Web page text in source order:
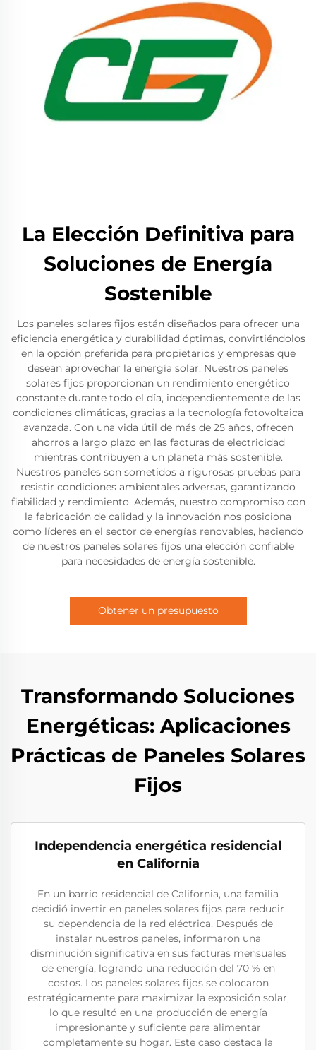
La Elección Definitiva para
Soluciones de Energía
Sostenible
Los paneles solares fijos están diseñados para ofrecer una
eficiencia energética y durabilidad óptimas, convirtiéndolos
en la opción preferida para propietarios y empresas que
desean aprovechar la energía solar. Nuestros paneles
solares fijos proporcionan un rendimiento energético
constante durante todo el día, independientemente de las
condiciones climáticas, gracias a la tecnología fotovoltaica
avanzada. Con una vida útil de más de 25 años, ofrecen
ahorros a largo plazo en las facturas de electricidad
mientras contribuyen a un planeta más sostenible.
Nuestros paneles son sometidos a rigurosas pruebas para
resistir condiciones ambientales adversas, garantizando
fiabilidad y rendimiento. Además, nuestro compromiso con
la fabricación de calidad y la innovación nos posiciona
como líderes en el sector de energías renovables, haciendo
de nuestros paneles solares fijos una elección confiable
para necesidades de energía sostenible.
Obtener un presupuesto
Transformando Soluciones
Energéticas: Aplicaciones
Prácticas de Paneles Solares
Fijos
Independencia energética residencial
en California
En un barrio residencial de California, una familia
decidió invertir en paneles solares fijos para reducir
su dependencia de la red eléctrica. Después de
instalar nuestros paneles, informaron una
disminución significativa en sus facturas mensuales
de energía, logrando una reducción del 70 % en
costos. Los paneles solares fijos se colocaron
estratégicamente para maximizar la exposición solar,
lo que resultó en una producción de energía
impresionante y suficiente para alimentar
completamente su hogar. Este caso destaca la